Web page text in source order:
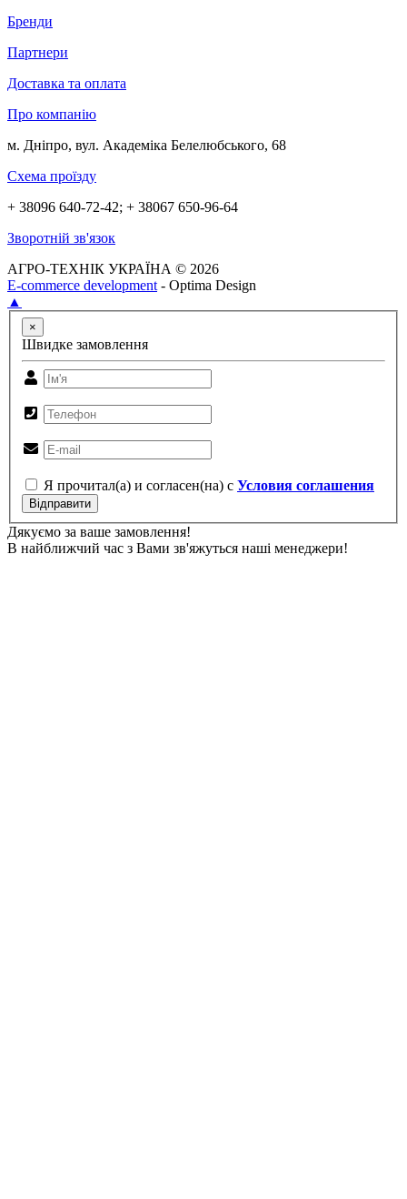
Бренди
Партнери
Доставка та оплата
Про компанію
м. Дніпро, вул. Академіка Белелюбського, 68
Схема проїзду
+ 38096 640-72-42; + 38067 650-96-64
Зворотній зв'язок
АГРО-ТЕХНІК УКРАЇНА © 2026
E-commerce development - Optima Design
▲
×
Швидке замовлення
Я прочитал(а) и согласен(на) с Условия соглашения
Відправити
Дякуємо за ваше замовлення!
В найближчий час з Вами зв'яжуться наші менеджери!